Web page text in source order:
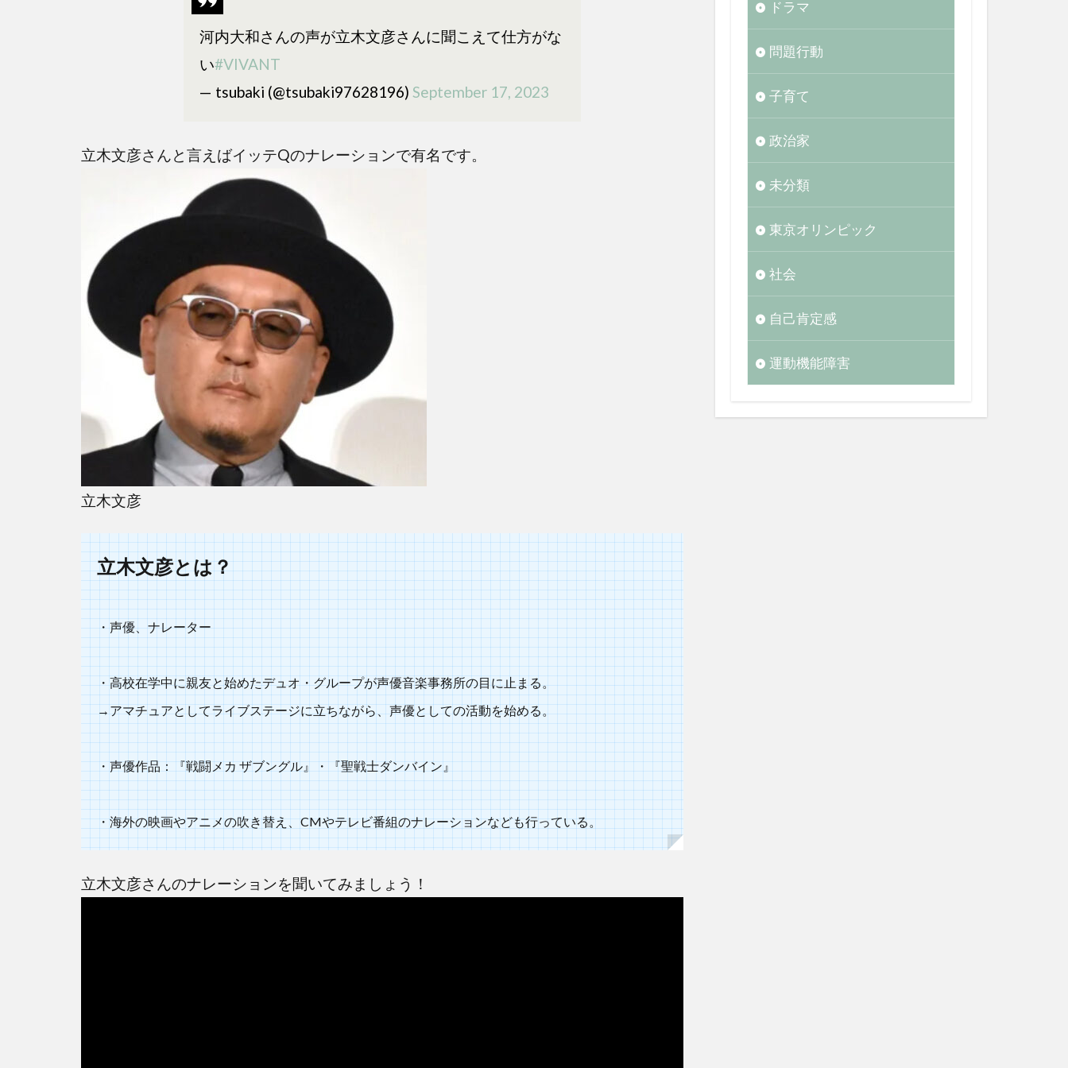
優で
はな
ーシ
ョン
TAG
Heuer
BMW
NEXCO
東日本
3
河内
大和
は声
優で
はな
く俳
優！
まと
め
河内大和さんの声が立木文彦さんに聞こえて仕方がな
い#VIVANT
— tsubaki (@tsubaki97628196) September 17, 2023
立木文彦さんと言えばイッテQのナレーションで有名です。
立木文彦
立木文彦とは？
・声優、ナレーター
・高校在学中に親友と始めたデュオ・グループが声優音楽事務所の目に止まる。
→アマチュアとしてライブステージに立ちながら、声優としての活動を始める。
・声優作品：『戦闘メカ ザブングル』・『聖戦士ダンバイン』
・海外の映画やアニメの吹き替え、CMやテレビ番組のナレーションなども行っている。
立木文彦さんのナレーションを聞いてみましょう！
ドラマ
問題行動
子育て
政治家
未分類
東京オリンピック
社会
自己肯定感
運動機能障害